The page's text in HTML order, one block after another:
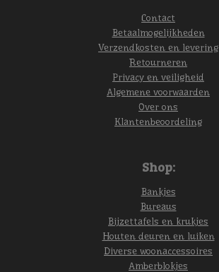
Contact
Betaalmogelijkheden
Verzendkosten en levering
Retourneren
Privacy en veiligheid
Algemene voorwaarden
Over ons
Klantenbeoordeling
Shop:
Bankjes
Bureaus
Bijzettafels en krukjes
Houten deuren en luiken
Diverse woonaccessoires
Amberblokjes